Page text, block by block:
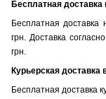
Бесплатная доставка
Бесплатная
грн. Доставка
грн.
Курьерская доставка
Бесплатная доставка